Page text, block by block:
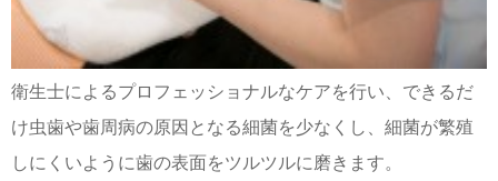
衛生士によるプロフェッショナルなケアを行い、できるだ
け虫歯や歯周病の原因となる細菌を少なくし、細菌が繁殖
しにくいように歯の表面をツルツルに磨きます。